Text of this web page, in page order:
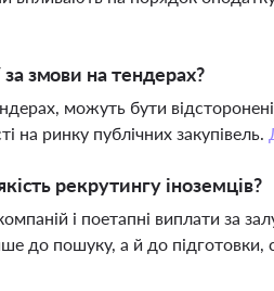
змови на тендерах?
можуть бути відсторонені
на ринку публічних закупівель.
рекрутингу іноземців?
і поетапні виплати за
до пошуку, а й до підготовки,